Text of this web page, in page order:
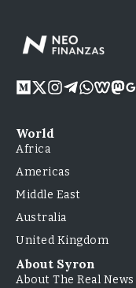
World
Africa
Americas
Middle East
Australia
United Kingdom
About Syron
About The Real